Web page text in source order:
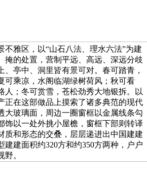
不雅区，以“山石八法、理水六法”为建
掩的处置，营制平远、高远、深远分歧
、亭中、洞里皆有景可对。春可踏青，
可乘凉，水阁临湖绿树荷风；秋可看
人；冬可赏雪，苍松劲秀大地银拆。以
正在这部做品上摸索了诸多典范的现代
大玻璃面，周边一圈窗框以金属线条勾
饰以一处外挑小屋檐，窗框下部则转译
质和形态的交叠，层层递进出中国建建
建建面积约320方和约350方两种，户户
。